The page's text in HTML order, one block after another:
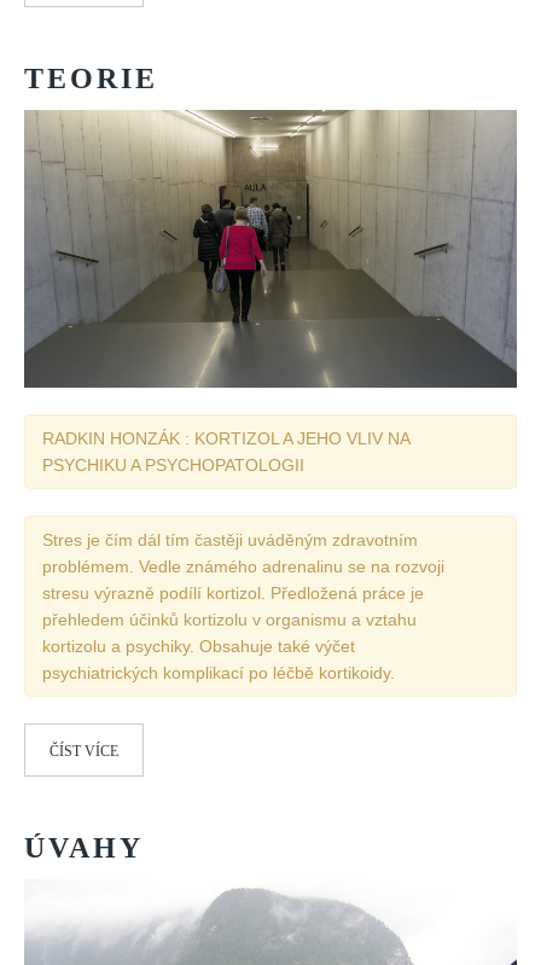
TEORIE
RADKIN HONZÁK : KORTIZOL A JEHO VLIV NA
PSYCHIKU A PSYCHOPATOLOGII
Stres je čím dál tím častěji uváděným zdravotním
problémem. Vedle známého adrenalinu se na rozvoji
stresu výrazně podílí kortizol. Předložená práce je
přehledem účinků kortizolu v organismu a vztahu
kortizolu a psychiky. Obsahuje také výčet
psychiatrických komplikací po léčbě kortikoidy.
ČÍST VÍCE
ÚVAHY